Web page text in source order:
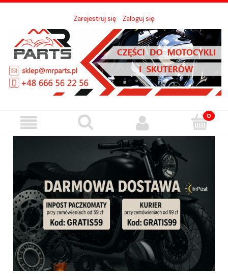
Zarejestruj się Zaloguj się